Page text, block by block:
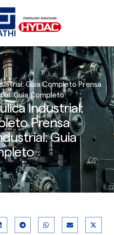
Guia Completo Prensa
Guia Completo
Industrial:
Prensa
Guia